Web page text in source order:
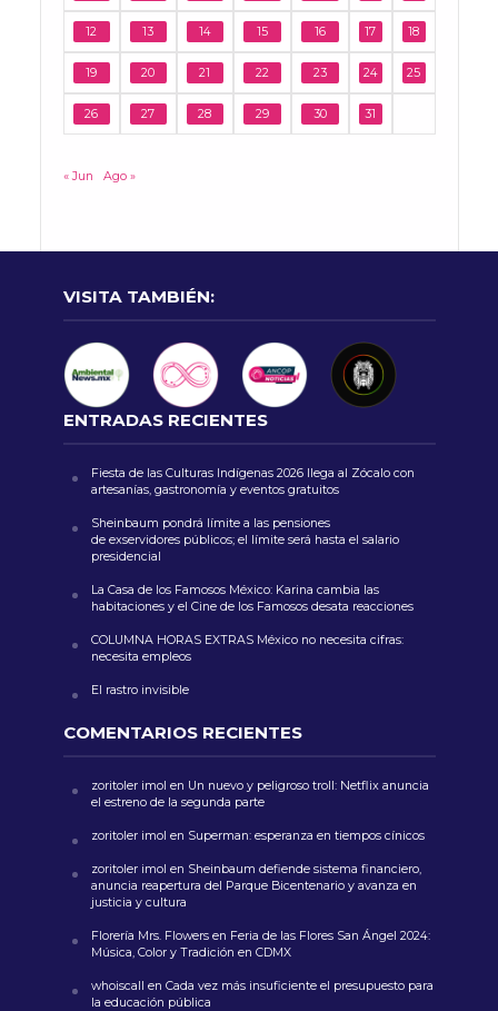
12 13 14 15 16 17 18
19 20 21 22 23 24 25
26 27 28 29 30 31
« Jun Ago »
VISITA TAMBIÉN:
ENTRADAS RECIENTES
Fiesta de las Culturas Indígenas 2026 llega al Zócalo con
artesanías, gastronomía y eventos gratuitos
Sheinbaum pondrá límite a las pensiones
de exservidores públicos; el límite será hasta el salario
presidencial
La Casa de los Famosos México: Karina cambia las
habitaciones y el Cine de los Famosos desata reacciones
COLUMNA HORAS EXTRAS México no necesita cifras:
necesita empleos
El rastro invisible
COMENTARIOS RECIENTES
zoritoler imol en Un nuevo y peligroso troll: Netflix anuncia
el estreno de la segunda parte
zoritoler imol en Superman: esperanza en tiempos cínicos
zoritoler imol en Sheinbaum defiende sistema financiero,
anuncia reapertura del Parque Bicentenario y avanza en
justicia y cultura
Florería Mrs. Flowersen Feria de las Flores San Ángel 2024:
Música, Color y Tradición en CDMX
whoiscall en Cada vez más insuficiente el presupuesto para
la educación pública